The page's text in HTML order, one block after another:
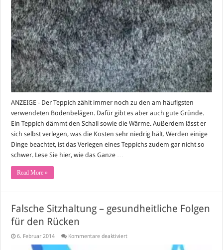
verlegen
–
Anleitung,
Tipps
und
Hilfsmittel
ANZEIGE - Der Teppich zählt immer noch zu den am häufigsten
verwendeten Bodenbelägen. Dafür gibt es aber auch gute Gründe.
Ein Teppich dämmt den Schall sowie die Wärme. Außerdem lässt er
sich selbst verlegen, was die Kosten sehr niedrig hält. Werden einige
Dinge beachtet, ist das Verlegen eines Teppichs zudem gar nicht so
schwer. Lese Sie hier, wie das Ganze …
Read More »
Falsche Sitzhaltung – gesundheitliche Folgen
für den Rücken
6. Februar 2014 Kommentare deaktiviertfür